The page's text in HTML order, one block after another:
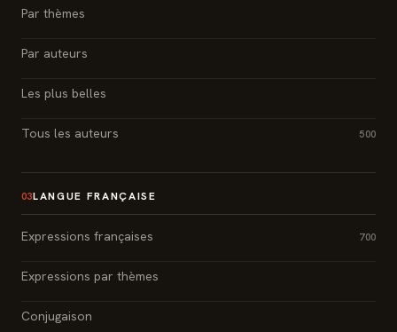
Par thèmes
Par auteurs
Les plus belles
Tous les auteurs 500
03LANGUE FRANÇAISE
Expressions françaises 700
Expressions par thèmes
Conjugaison